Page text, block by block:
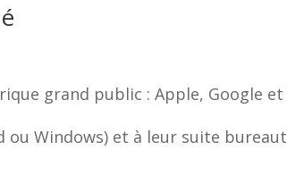
grand public : Apple, Google
Windows) et à leur suite